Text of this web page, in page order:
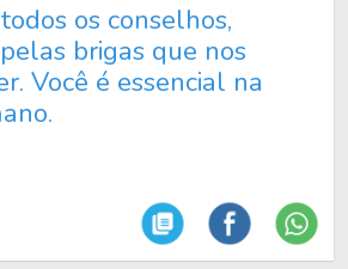
os conselhos,
brigas que nos
Você é essencial na